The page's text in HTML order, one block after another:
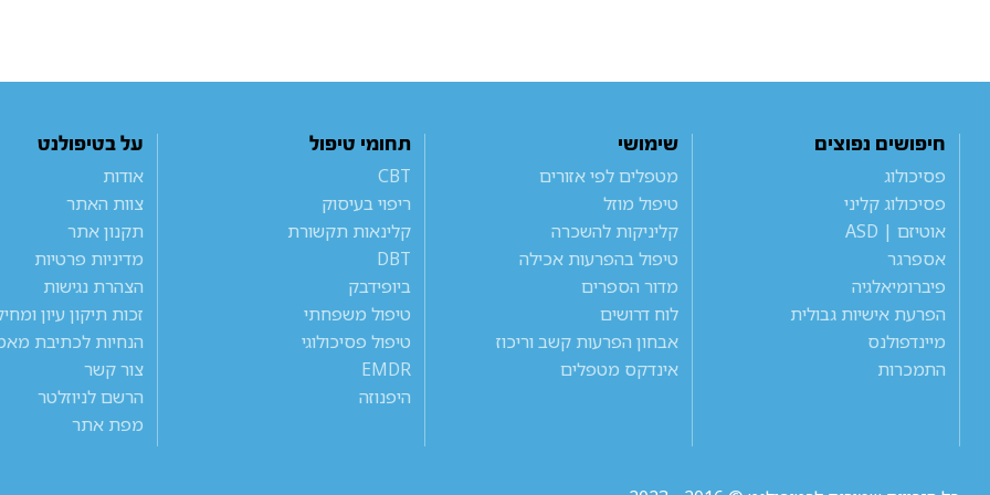
חיפושים נפוצים
פסיכולוג
פסיכולוג קליני
אוטיזם | ASD
אספרגר
פיברומיאלגיה
הפרעת אישיות גבולית
מיינדפולנס
התמכרות
שימושי
מטפלים לפי אזורים
טיפול מוזל
קליניקות להשכרה
טיפול בהפרעות אכילה
מדור הספרים
לוח דרושים
אבחון הפרעות קשב וריכוז
אינדקס מטפלים
תחומי טיפול
CBT
ריפוי בעיסוק
קלינאות תקשורת
DBT
ביופידבק
טיפול משפחתי
טיפול פסיכולוגי
EMDR
היפנוזה
על בטיפולנט
אודות
צוות האתר
תקנון אתר
מדיניות פרטיות
הצהרת נגישות
זכות תיקון עיון
הנחיות לכתיבת
צור קשר
הרשם לניוזלטר
מפת אתר